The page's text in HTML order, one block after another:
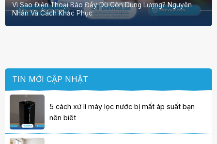
Vì Sao Điện Thoại Báo Đầy Dù Còn Dung Lượng? Nguyên
Nhân Và Cách Khắc Phục
TIN MỚI CẬP NHẬT
5 cách xử lí máy lọc nước bị mất áp suất bạn
nên biêt